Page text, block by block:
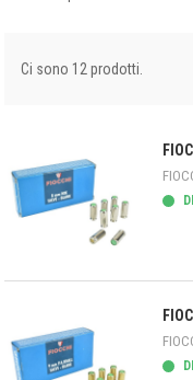
Ci sono 12 prodotti.
Anteprima